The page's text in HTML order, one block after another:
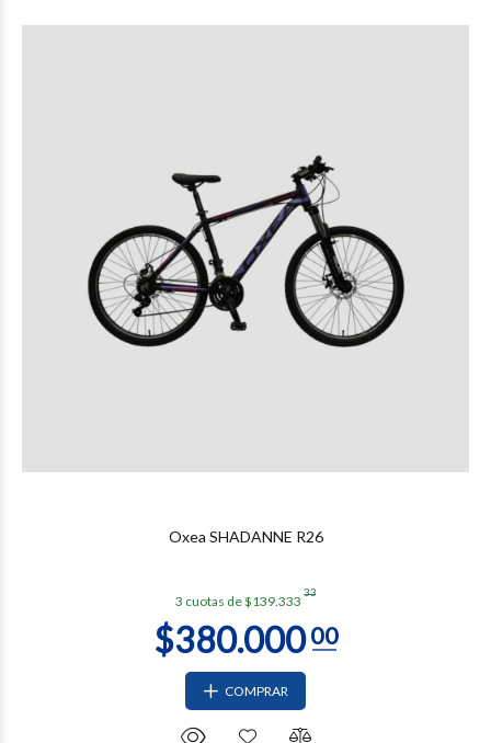
Oxea SHADANNE R26
3 cuotas de $139.333
33
COMPRAR